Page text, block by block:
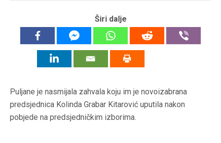
Širi dalje
Puljane je nasmijala zahvala koju im je novoizabrana
predsjednica Kolinda Grabar Kitarović uputila nakon
pobjede na predsjedničkim izborima.